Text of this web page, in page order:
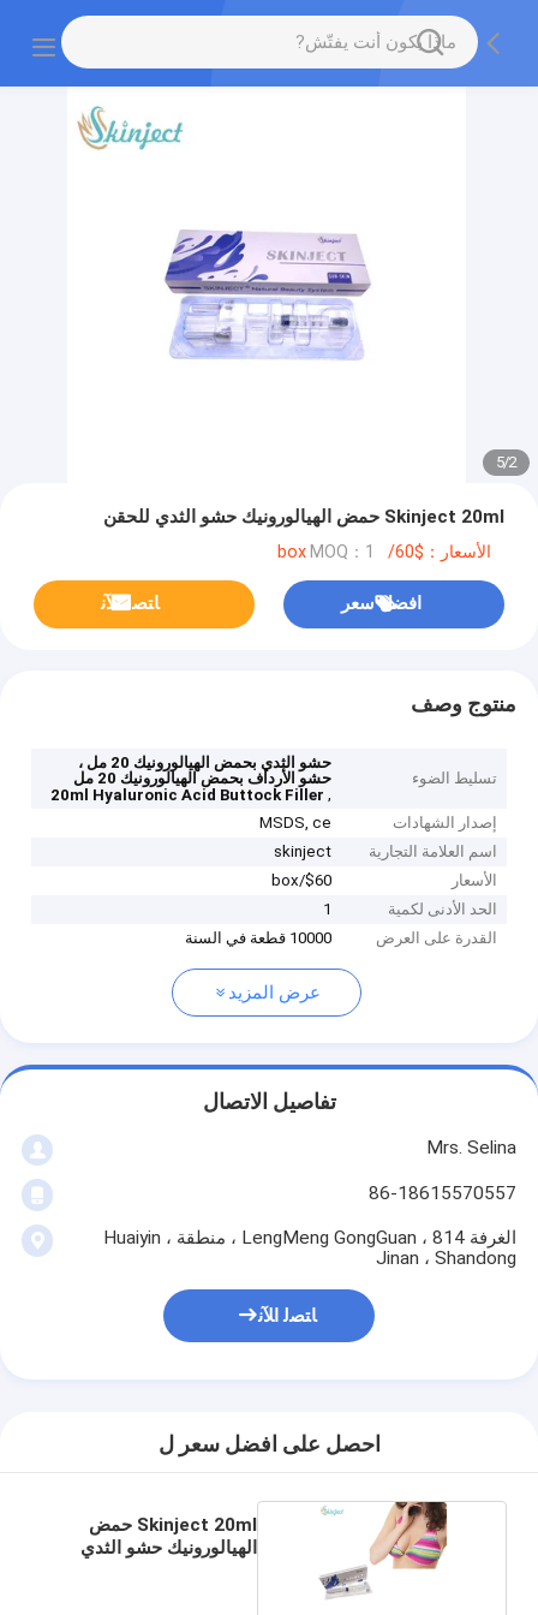
2
/
5
Skinject 20ml حمض الهيالورونيك حشو الثدي للحقن
الأسعار：$60/box MOQ：1
افضل سعر ﺎﺘﺼﻟ ﺍﻶﻧ
منتوج وصف
تسليط الضوء
حشو الثدي بحمض الهيالورونيك 20 مل ،
حشو الأرداف بحمض الهيالورونيك 20 مل
,
20ml Hyaluronic Acid Buttock Filler
إصدار الشهادات
MSDS, ce
اسم العلامة التجارية
skinject
الأسعار
$60/box
الحد الأدنى لكمية
1
القدرة على العرض
10000 قطعة في السنة
عرض المزيد
تفاصيل الاتصال
Mrs. Selina
86-18615570557
الغرفة 814 ، LengMeng GongGuan ، منطقة Huaiyin ،
Jinan ، Shandong
ﺎﺘﺼﻟ ﺍﻶﻧ
احصل على افضل سعر ل
Skinject 20ml حمض
الهيالورونيك حشو الثدي